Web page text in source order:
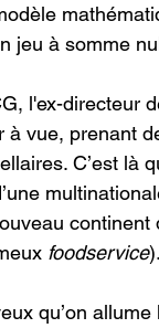
jeu à somme
l'ex-directeur
vue, prenant
C’est là
foodservice).
qu’on